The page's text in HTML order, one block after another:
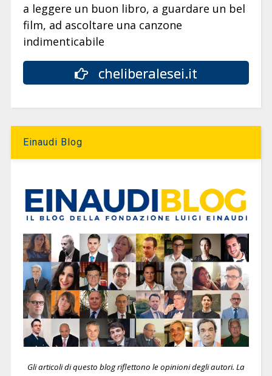
a leggere un buon libro, a guardare un bel
film, ad ascoltare una canzone
indimenticabile
cheliberalesei.it
Einaudi Blog
Gli articoli di questo blog riflettono le opinioni degli autori. La